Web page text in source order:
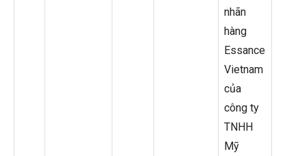
nhãn
hàng
Essance
Vietnam
của
công ty
TNHH
Mỹ